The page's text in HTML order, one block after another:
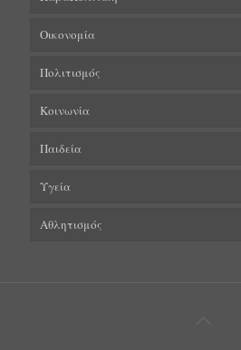
Οικονομία
Πολιτισμός
Κοινωνία
Παιδεία
Υγεία
Αθλητισμός